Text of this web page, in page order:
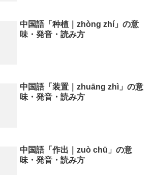
中国語「种植｜zhòng zhí」の意
味・発音・読み方
中国語「装置｜zhuāng zhì」の意
味・発音・読み方
中国語「作出｜zuò chū」の意
味・発音・読み方